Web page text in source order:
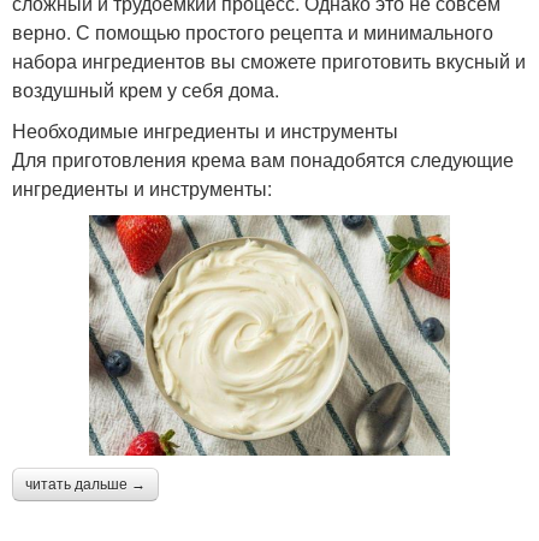
Питательный крем Крем в зависимости
Крем без
использования
Крем перед
использованием
Густой крем Стабильный крем
Цветы в домашний
крем
Комки в креме
верно. С помощью простого рецепта и минимального
набора ингредиентов вы сможете приготовить вкусный и
воздушный крем у себя дома.
Необходимые ингредиенты и инструменты
Для приготовления крема вам понадобятся следующие
ингредиенты и инструменты:
читать дальше →